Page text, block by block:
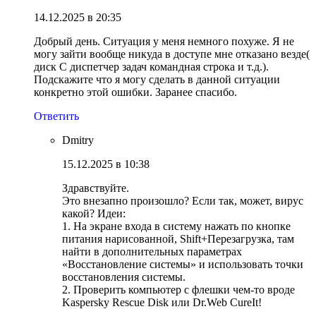
14.12.2025 в 20:35
Добрый день. Ситуация у меня немного похуже. Я не
могу зайти вообще никуда в доступе мне отказано везде(
диск С диспетчер задач командная строка и т.д.).
Подскажите что я могу сделать в данной ситуации
конкретно этой ошибки. Заранее спасибо.
Ответить
Dmitry
15.12.2025 в 10:38
Здравствуйте.
Это внезапно произошло? Если так, может, вирус
какой? Идеи:
1. На экране входа в систему нажать по кнопке
питания нарисованной, Shift+Перезагрузка, там
найти в дополнительных параметрах
«Восстановление системы» и использовать точки
восстановления системы.
2. Проверить компьютер с флешки чем-то вроде
Kaspersky Rescue Disk или Dr.Web CureIt!